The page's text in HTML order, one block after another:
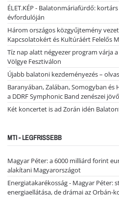
ÉLET.KÉP - Balatonmáriafürdő:
évfordulóján
Három országos közgyűjtemény
Kapcsolatokért és Kultúráért Felelős
Tíz nap alatt négyezer program várja
Völgye Fesztiválon
Újabb balatoni kezdeményezés –
Baranyában, Zalában, Somogyban
a DDRF Symphonic Band zenészei
Két koncertet is ad Zorán idén
MTI - LEGFRISSEBB
Magyar Péter: a 6000 milliárd forint
alakítani Magyarországot
Energiatakarékosság - Magyar Péter:
energiaellátása, de drámai az Orbán-